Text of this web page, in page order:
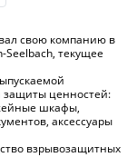
свою компанию в
Seelbach, текущее
защиты ценностей:
шкафы,
аксессуары
взрывозащитных